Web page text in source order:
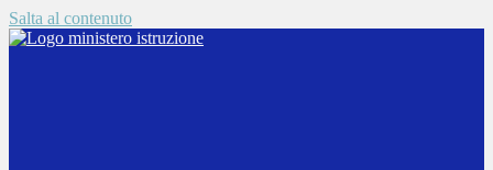
Salta al contenuto